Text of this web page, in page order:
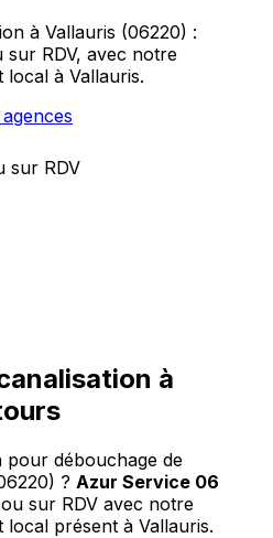
à Vallauris (06220) :
sur RDV, avec notre
local à Vallauris.
sur RDV
à
pour débouchage de
? Azur Service 06
sur RDV avec notre
local présent à Vallauris.